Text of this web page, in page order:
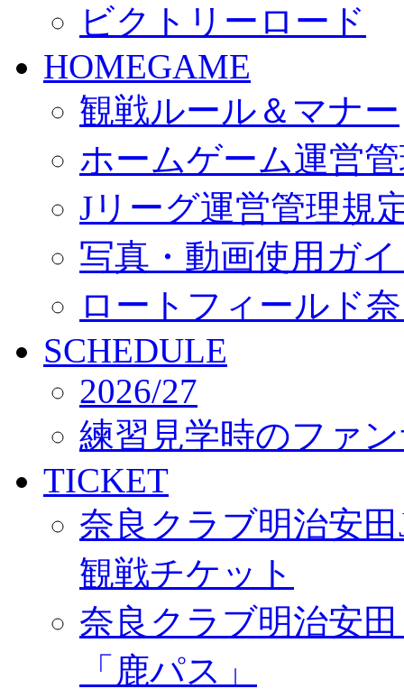
ビクトリーロード
HOMEGAME
観戦ルール＆マナー
ホームゲーム運営
Jリーグ運営管理規
写真・動画使用ガ
ロートフィールド
SCHEDULE
2026/27
練習見学時のファ
TICKET
奈良クラブ明治安
観戦チケット
奈良クラブ明治安
「鹿パス」